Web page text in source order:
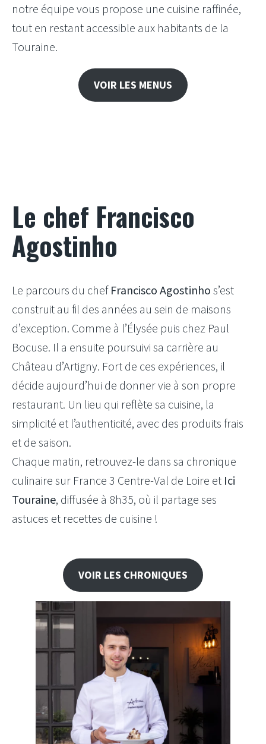
notre équipe vous propose une cuisine raffinée,
tout en restant accessible aux habitants de la
Touraine.
VOIR LES MENUS
Le chef Francisco
Agostinho
Le parcours du chef Francisco Agostinho s’est
construit au fil des années au sein de maisons
d’exception. Comme à l’Élysée puis chez Paul
Bocuse. Il a ensuite poursuivi sa carrière au
Château d’Artigny. Fort de ces expériences, il
décide aujourd’hui de donner vie à son propre
restaurant. Un lieu qui reflète sa cuisine, la
simplicité et l’authenticité, avec des produits frais
et de saison.
Chaque matin, retrouvez-le dans sa chronique
culinaire sur France 3 Centre-Val de Loire et Ici
Touraine, diffusée à 8h35, où il partage ses
astuces et recettes de cuisine !
VOIR LES CHRONIQUES